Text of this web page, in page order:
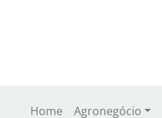
Home Agronegócio